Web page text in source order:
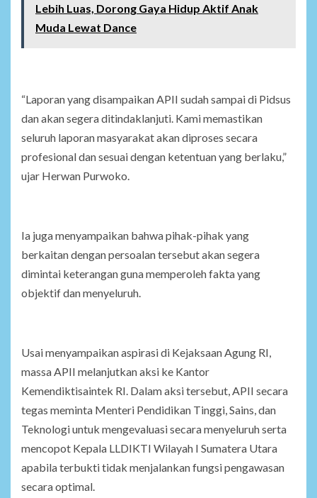
Lebih Luas, Dorong Gaya Hidup Aktif Anak
Muda Lewat Dance
“Laporan yang disampaikan APII sudah sampai di Pidsus
dan akan segera ditindaklanjuti. Kami memastikan
seluruh laporan masyarakat akan diproses secara
profesional dan sesuai dengan ketentuan yang berlaku,”
ujar Herwan Purwoko.
Ia juga menyampaikan bahwa pihak-pihak yang
berkaitan dengan persoalan tersebut akan segera
dimintai keterangan guna memperoleh fakta yang
objektif dan menyeluruh.
Usai menyampaikan aspirasi di Kejaksaan Agung RI,
massa APII melanjutkan aksi ke Kantor
Kemendiktisaintek RI. Dalam aksi tersebut, APII secara
tegas meminta Menteri Pendidikan Tinggi, Sains, dan
Teknologi untuk mengevaluasi secara menyeluruh serta
mencopot Kepala LLDIKTI Wilayah I Sumatera Utara
apabila terbukti tidak menjalankan fungsi pengawasan
secara optimal.